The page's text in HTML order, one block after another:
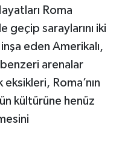
Roma
geçip saraylarını iki
eden Amerikalı,
arenalar
Roma’nın
kültürüne henüz